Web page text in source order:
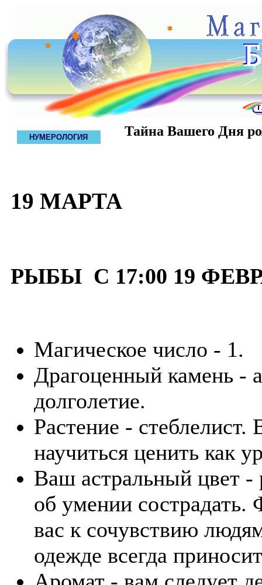
НУМЕРОЛОГИЯ Тайна Вашего Дня
19 МАРТА
РЫБЫ С 17:00 19
Магическое число - 1.
Драгоценный камень -
долголетие.
Растение -
научиться ценить как
Ваш астральный цвет -
об умении
вас к сочувствию
одежде всегда